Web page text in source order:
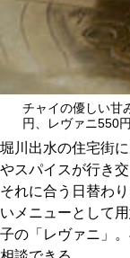
MAIN
SERIES
カレー
京都
私と
チャイの優しい甘
円、レヴァニ550円
堀川出水の住宅街
やスパイスが行き
それに合う日替わ
いメニューとして
子の「レヴァニ」